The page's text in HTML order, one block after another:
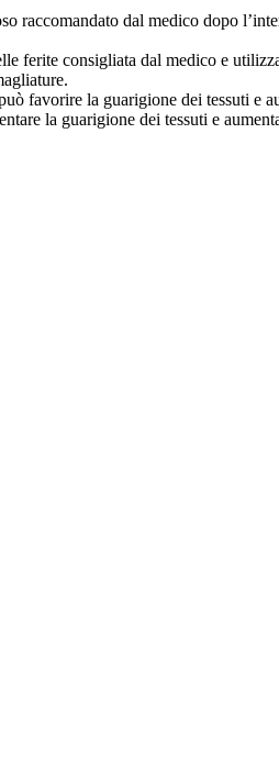
raccomandato dal medico dopo
ferite consigliata dal medico e
favorire la guarigione dei tessuti e
la guarigione dei tessuti e